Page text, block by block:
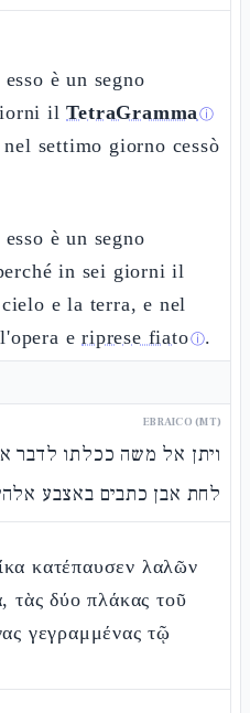
è un segno
ilTetraGrammaⓘ
settimo giorno cessò
è un segno
in sei giorni il
e la terra, e nel
eriprese fiatoⓘ.
EBRAICO (MT)
ויתן אל משה ככלתו לדבר
לחת אבן כתבים באצבע
κατέπαυσεν λαλῶν
τὰς δύο πλάκας τοῦ
γεγραμμένας τῷ